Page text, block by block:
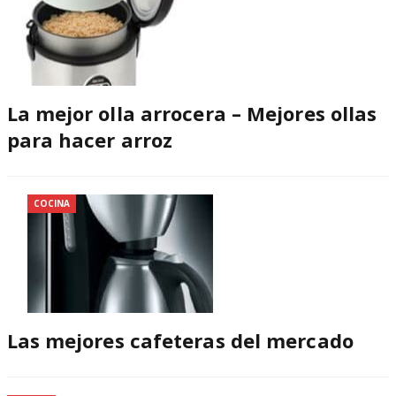
La mejor olla arrocera – Mejores ollas
para hacer arroz
COCINA
Las mejores cafeteras del mercado